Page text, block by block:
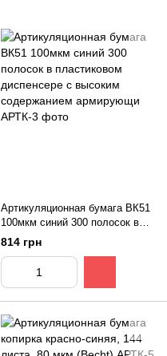
Артикуляционная бумага ВК51
100мкм синий 300 полосок в
пластиковом диспенсере с
высоким содержанием
армирующи
814 грн